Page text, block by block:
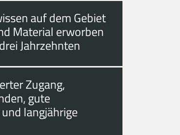
auf dem Gebiet
Material erworben
Jahrzehnten
Zugang,
gute
langjährige